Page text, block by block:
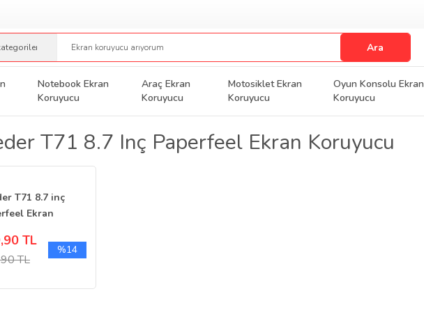
Ara
Notebook Ekran
Koruyucu
Araç Ekran
Koruyucu
Motosiklet Ekran
Koruyucu
Oyun Konsolu Ekran
Koruyucu
T71 8.7 Inç Paperfeel Ekran Koruyucu
T71 8.7 inç
Ekran
TL
TL
%14